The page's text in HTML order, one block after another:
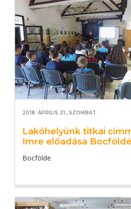
2018. ÁPRILIS 21., SZOMBAT
Lakóhelyünk titkai
Imre előadása
Bocfölde